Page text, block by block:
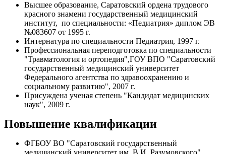
Высшее образование, Саратовский ордена трудового
красного знамени государственный медицинский
институт, по специальности: «Педиатрия» диплом ЭВ
№083607 от 1995 г.
Интернатура по специальности Педиатрия, 1997 г.
Профессиональная переподготовка по специальности
"Травматология и ортопедия",ГОУ ВПО "Саратовский
государственный медицинский университет
Федерального агентства по здравоохранению и
социальному развитию", 2007 г.
Присуждена ученая степень "Кандидат медицинских
наук", 2009 г.
Повышение квалификации
ФГБОУ ВО "Саратовский государственный